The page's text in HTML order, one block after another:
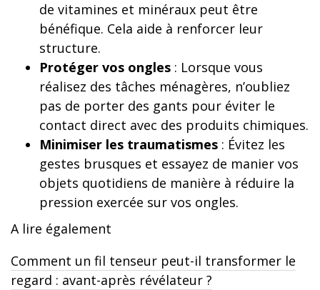
de vitamines et minéraux peut être
bénéfique. Cela aide à renforcer leur
structure.
Protéger vos ongles : Lorsque vous
réalisez des tâches ménagères, n’oubliez
pas de porter des gants pour éviter le
contact direct avec des produits chimiques.
Minimiser les traumatismes : Évitez les
gestes brusques et essayez de manier vos
objets quotidiens de manière à réduire la
pression exercée sur vos ongles.
A lire également
Comment un fil tenseur peut-il transformer le
regard : avant-après révélateur ?